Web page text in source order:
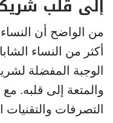
إلى قلب
من الواضح أن
أكثر من النساء
الوجبة المفضلة
والمتعة إلى قلبه.
التصرفات